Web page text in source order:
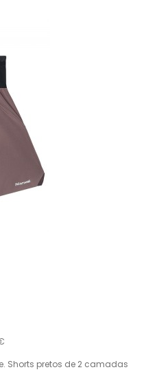
Shorts pretos de 2 camadas